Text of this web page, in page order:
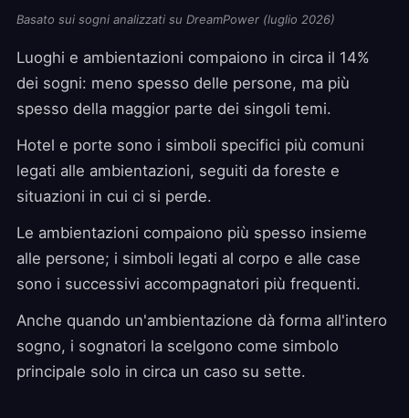
Basato sui sogni analizzati su DreamPower (luglio 2026)
Luoghi e ambientazioni compaiono in circa il 14%
dei sogni: meno spesso delle persone, ma più
spesso della maggior parte dei singoli temi.
Hotel e porte sono i simboli specifici più comuni
legati alle ambientazioni, seguiti da foreste e
situazioni in cui ci si perde.
Le ambientazioni compaiono più spesso insieme
alle persone; i simboli legati al corpo e alle case
sono i successivi accompagnatori più frequenti.
Anche quando un'ambientazione dà forma all'intero
sogno, i sognatori la scelgono come simbolo
principale solo in circa un caso su sette.